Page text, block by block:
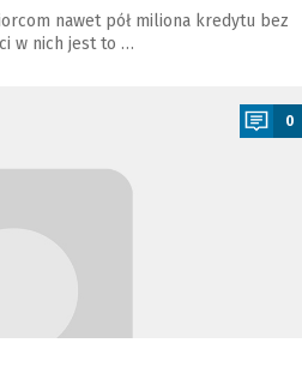
nawet pół miliona kredytu bez
w nich jest to …
0